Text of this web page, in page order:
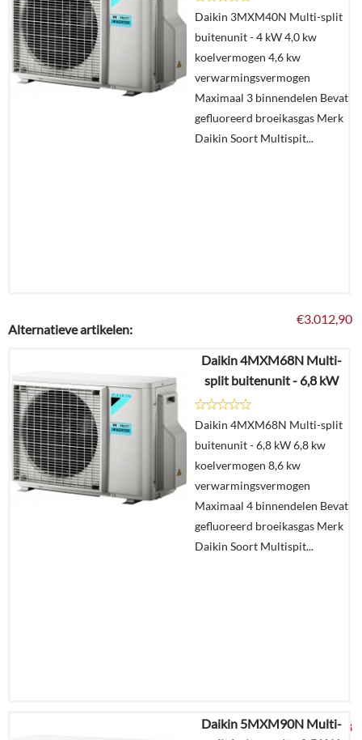
Offerte
aanvragen?
In
winkelmand
Daikin 3MXM40N Multi-split
buitenunit - 4 kW 4,0 kw
koelvermogen 4,6 kw
verwarmingsvermogen
Maximaal 3 binnendelen Bevat
gefluoreerd broeikasgas Merk
Daikin Soort Multispit...
€3.012,90
Details
aanvragen?
In
winkelmand
Alternatieve artikelen:
Daikin 4MXM68N Multi-
split buitenunit - 6,8 kW
Daikin 4MXM68N Multi-split
buitenunit - 6,8 kW 6,8 kw
koelvermogen 8,6 kw
verwarmingsvermogen
Maximaal 4 binnendelen Bevat
gefluoreerd broeikasgas Merk
Daikin Soort Multispit...
€ 4.014,78
Daikin 5MXM90N Multi-